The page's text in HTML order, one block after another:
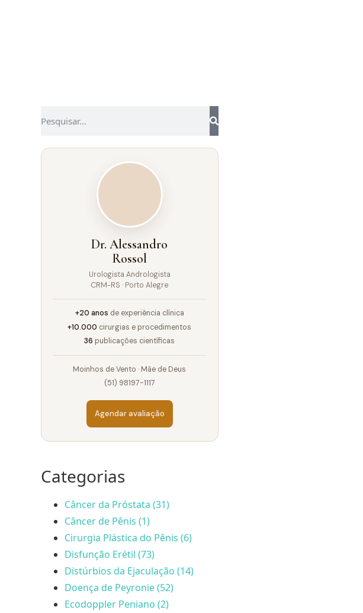
Dr. Alessandro
Rossol
Urologista Andrologista
CRM-RS · Porto Alegre
+20 anos de experiência clínica
+10.000 cirurgias e procedimentos
36 publicações científicas
Moinhos de Vento · Mãe de Deus
(51) 98197-1117
Agendar avaliação
Categorias
Câncer da Próstata (31)
Câncer de Pênis (1)
Cirurgia Plástica do Pênis (6)
Disfunção Erétil (73)
Distúrbios da Ejaculação (14)
Doença de Peyronie (52)
Ecodoppler Peniano (2)